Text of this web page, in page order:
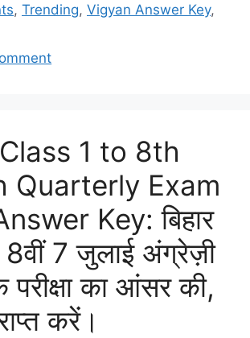
, Trending, Vigyan Answer Key,
1 to 8th
Quarterly Exam
Key: बिहार
8वीं 7 जुलाई अंग्रेज़ी
परीक्षा का आंसर की,
करें।